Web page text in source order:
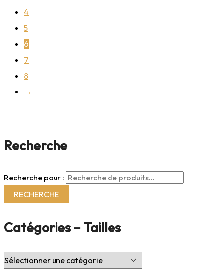
4
5
6
7
8
→
Recherche
Recherche pour :
RECHERCHE
Catégories – Tailles